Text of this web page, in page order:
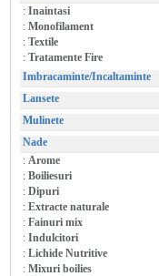
: Inaintasi
: Monofilament
: Textile
: Tratamente Fire
Imbracaminte/Incaltaminte
Lansete
Mulinete
Nade
: Arome
: Boiliesuri
: Dipuri
: Extracte naturale
: Fainuri mix
: Indulcitori
: Lichide Nutritive
: Mixuri boilies